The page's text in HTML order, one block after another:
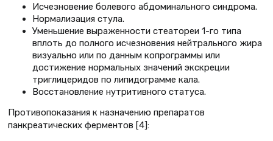
Исчезновение болевого абдоминального синдрома.
Нормализация стула.
Уменьшение выраженности стеатореи 1-го типа
вплоть до полного исчезновения нейтрального жира
визуально или по данным копрограммы или
достижение нормальных значений экскреции
триглицеридов по липидограмме кала.
Восстановление нутритивного статуса.
Противопоказания к назначению препаратов
панкреатических ферментов [4]: